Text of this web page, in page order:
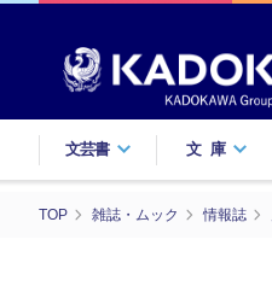
文芸書 文庫
TOP 雑誌・ムック 情報誌